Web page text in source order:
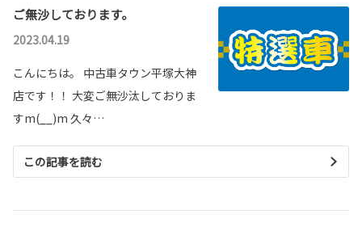
ご無沙しております。
2023.04.19
こんにちは。 中古車タウン平塚大神
店です！！ 大変ご無沙汰しておりま
すm(__)m 久々…
この記事を読む